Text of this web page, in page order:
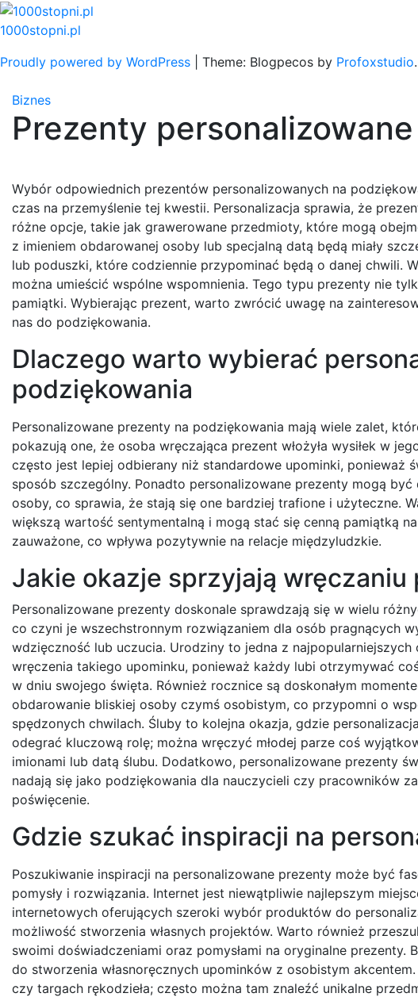
Skip
to
1000stopni.pl
Proudly powered by WordPress
Theme: Blogpecos by Profoxstudio.
Biznes
Prezenty
Wybór odpowiednich prezentów personalizowanych na
czas na przemyślenie tej kwestii. Personalizacja sprawia, że
różne opcje, takie jak grawerowane przedmioty, które mogą
z imieniem obdarowanej osoby lub specjalną datą będą miały
lub poduszki, które codziennie przypominać będą o danej chwili.
można umieścić wspólne wspomnienia. Tego typu prezenty nie
pamiątki. Wybierając prezent, warto zwrócić uwagę na
nas do podziękowania.
Dlaczego warto wybierać
podziękowania
Personalizowane prezenty na podziękowania mają wiele zalet,
pokazują one, że osoba wręczająca prezent włożyła wysiłek w
często jest lepiej odbierany niż standardowe upominki, ponieważ
sposób szczególny. Ponadto personalizowane prezenty mogą
osoby, co sprawia, że stają się one bardziej trafione i użyteczne.
większą wartość sentymentalną i mogą stać się cenną pamiątką
zauważone, co wpływa pozytywnie na relacje międzyludzkie.
Jakie okazje sprzyjają
Personalizowane prezenty doskonale sprawdzają się w wielu
co czyni je wszechstronnym rozwiązaniem dla osób pragnących
wdzięczność lub uczucia. Urodziny to jedna z najpopularniejszych
wręczenia takiego upominku, ponieważ każdy lubi otrzymywać
w dniu swojego święta. Również rocznice są doskonałym
obdarowanie bliskiej osoby czymś osobistym, co przypomni o
spędzonych chwilach. Śluby to kolejna okazja, gdzie
odegrać kluczową rolę; można wręczyć młodej parze coś
imionami lub datą ślubu. Dodatkowo, personalizowane prezenty
nadają się jako podziękowania dla nauczycieli czy pracowników
poświęcenie.
Gdzie szukać inspiracji na
Poszukiwanie inspiracji na personalizowane prezenty może być
pomysły i rozwiązania. Internet jest niewątpliwie najlepszym
internetowych oferujących szeroki wybór produktów do
możliwość stworzenia własnych projektów. Warto również
swoimi doświadczeniami oraz pomysłami na oryginalne
do stworzenia własnoręcznych upominków z osobistym
czy targach rękodzieła; często można tam znaleźć unikalne